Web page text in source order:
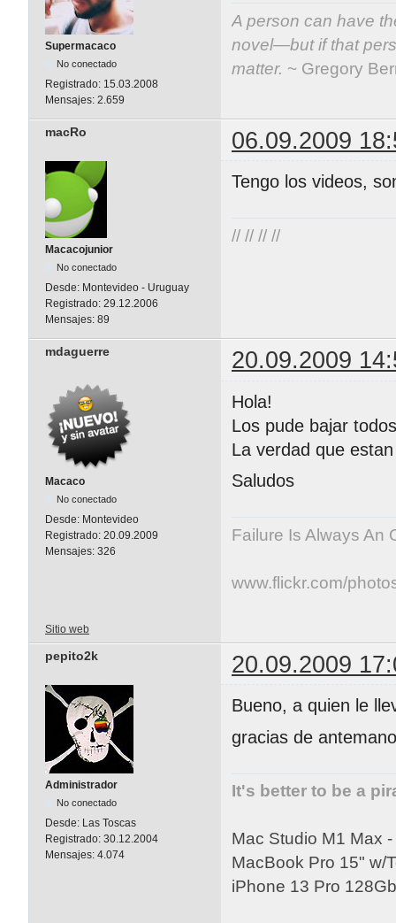
Supermacaco
No conectado
Registrado: 15.03.2008
Mensajes: 2.659
A person can have
novel—but if that
matter. ~ Gregory
macRo 06.09.2009
Macacojunior
No conectado
Desde: Montevideo - Uruguay
Registrado: 29.12.2006
Mensajes: 89
Tengo los videos,
// // // //
mdaguerre 20.09.2009
Macaco
No conectado
Desde: Montevideo
Registrado: 20.09.2009
Mensajes: 326
Hola!
Los pude bajar
La verdad que
Saludos
Failure Is Always An
www.flickr.com/
Sitio web
pepito2k 20.09.2009
Administrador
No conectado
Desde: Las Toscas
Registrado: 30.12.2004
Mensajes: 4.074
Bueno, a quien le
gracias de
It's better to be a
Mac Studio M1 Max
MacBook Pro 15" w/
iPhone 13 Pro